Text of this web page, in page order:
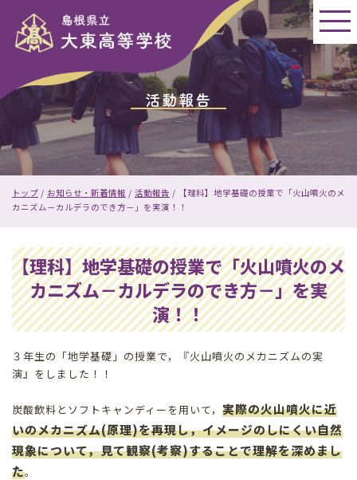
活動報告
現
在
置：
トップ / お知らせ・新着情報 / 活動報告 /
【理科】地学基礎の授業で「火山噴火のメ
カニズム－カルデラのでき方－」を実演！！
【理科】地学基礎の授業で「火山噴火のメ
カニズム－カルデラのでき方－」を実
演！！
３年生の「地学基礎」の授業で，『火山噴火のメカニズムの実
演』をしました！！
炭酸飲料とソフトキャンディーを用いて， 実際の火山噴火に近
いのメカニズム(原理)を再現し，イメージのしにくい自然
現象について，見て観察(考察)することで理解を深めまし
た。